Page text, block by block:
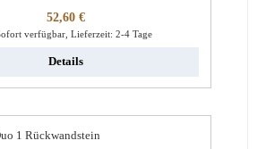
Regulärer Preis:
52,60 €
verfügbar, Lieferzeit: 2-4 Tage
Details